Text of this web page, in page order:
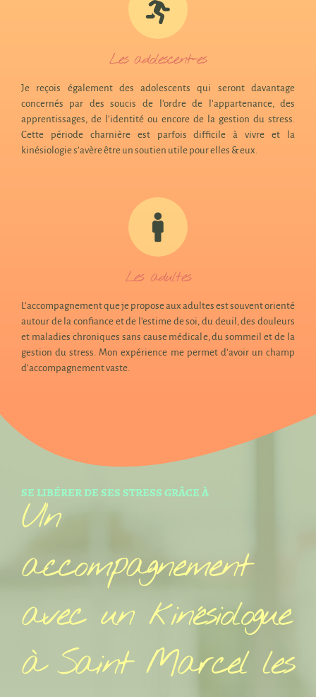
Les adolescent-es
Je reçois également des adolescents qui seront davantage
concernés par des soucis de l’ordre de l’appartenance, des
apprentissages, de l’identité ou encore de la gestion du stress.
Cette période charnière est parfois difficile à vivre et la
kinésiologie s’avère être un soutien utile pour elles & eux.
Les adultes
L’accompagnement que je propose aux adultes est souvent orienté
autour de la confiance et de l’estime de soi, du deuil, des douleurs
et maladies chroniques sans cause médicale, du sommeil et de la
gestion du stress. Mon expérience me permet d’avoir un champ
d’accompagnement vaste.
SE LIBÉRER DE SES STRESS GRÂCE À
UIn
accompagnement
avec un kinésiologue
à Saint Marcel les